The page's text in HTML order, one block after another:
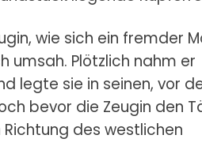
wie sich ein fremder
umsah. Plötzlich nahm er
legte sie in seinen, vor
bevor die Zeugin den
des westlichen